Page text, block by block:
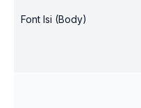
Font Isi (Body)